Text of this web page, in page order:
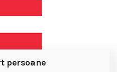
persoane